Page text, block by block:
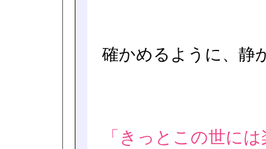
確かめるように、静
「きっとこの世に